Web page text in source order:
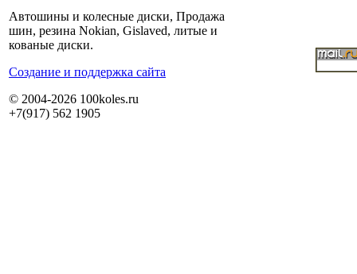
Автошины и колесные диски, Продажа
шин, резина Nokian, Gislaved, литые и
кованые диски.
Cоздание и поддержка сайта
© 2004-2026 100koles.ru
+7(917) 562 1905